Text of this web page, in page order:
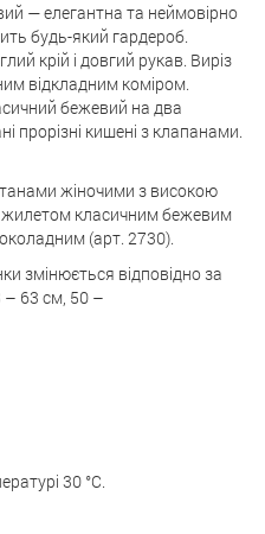
— елегантна та неймовірно
будь-який гардероб.
крій і довгий рукав. Виріз
відкладним коміром.
бежевий на два
прорізні кишені з клапанами.
жіночими з високою
класичним бежевим
(арт. 2730).
змінюється відповідно за
– 63 см, 50 –
30 °С.